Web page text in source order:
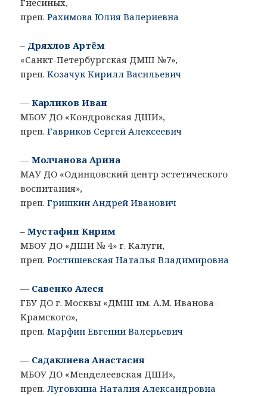
Гнесиных,
преп.Рахимова Юлия Валериевна
– Дряхлов Артём
«Санкт-Петербургская ДМШ №7»,
преп. Козачук Кирилл Васильевич
—Карликов Иван
МБОУ ДО «Кондровская ДШИ»,
преп.Гавриков Сергей Алексеевич
—Молчанова Арина
МАУ ДО «Одинцовский центр эстетического
воспитания»,
преп.Гришкин Андрей Иванович
–Мустафин Кирим
МБОУ ДО «ДШИ № 4» г. Калуги,
преп.Ростишевская Наталья Владимировна
— Савенко Алеся
ГБУ ДО г. Москвы «ДМШ им. А.М. Иванова-
Крамского»,
преп.Марфин Евгений Валерьевич
— Садаклиева Анастасия
МБОУ ДО «Менделеевская ДШИ»,
преп.Луговкина Наталия Александровна